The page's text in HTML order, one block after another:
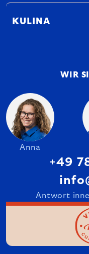
KULINA
WIR
Anna
+49
Antwort